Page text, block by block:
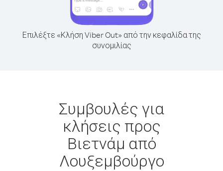
Επιλέξτε «Κλήση Viber Out» από την κεφαλίδα της
συνομιλίας
Συμβουλές για
κλήσεις προς
Βιετνάμ από
Λουξεμβούργο